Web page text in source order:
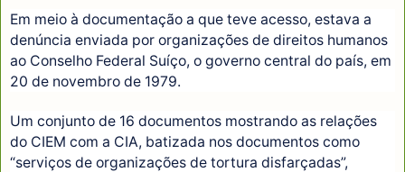
Em meio à documentação a que teve acesso, estava a
denúncia enviada por organizações de direitos humanos
ao Conselho Federal Suíço, o governo central do país, em
20 de novembro de 1979.
Um conjunto de 16 documentos mostrando as relações
do CIEM com a CIA, batizada nos documentos como
“serviços de organizações de tortura disfarçadas”,